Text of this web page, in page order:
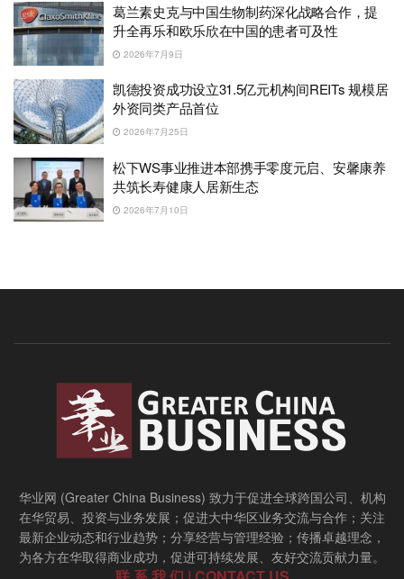
葛兰素史克与中国生物制药深化战略合作，提
升全再乐和欧乐欣在中国的患者可及性
2026年7月9日
凯德投资成功设立31.5亿元机构间REITs 规模居
外资同类产品首位
2026年7月25日
松下WS事业推进本部携手零度元启、安馨康养
共筑长寿健康人居新生态
2026年7月10日
华业网 (Greater China Business) 致力于促进全球跨国公司、机构
在华贸易、投资与业务发展；促进大中华区业务交流与合作；关注
最新企业动态和行业趋势；分享经营与管理经验；传播卓越理念，
为各方在华取得商业成功，促进可持续发展、友好交流贡献力量。